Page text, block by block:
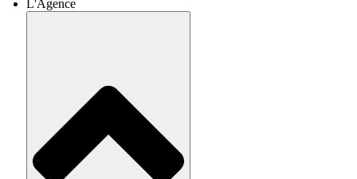
L'Agence